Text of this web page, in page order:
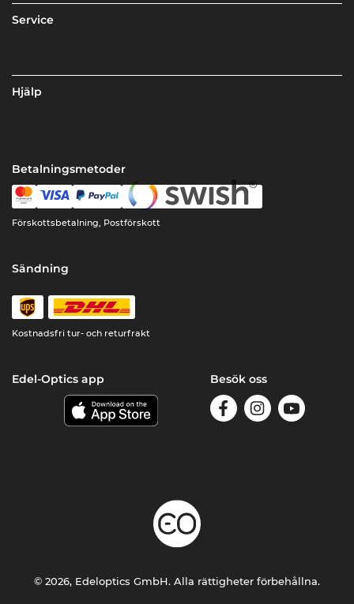
Service
Hjälp
Betalningsmetoder
Förskottsbetalning, Postförskott
Sändning
Kostnadsfri tur- och returfrakt
Edel-Optics app Besök oss
© 2026, Edeloptics GmbH. Alla rättigheter förbehållna.